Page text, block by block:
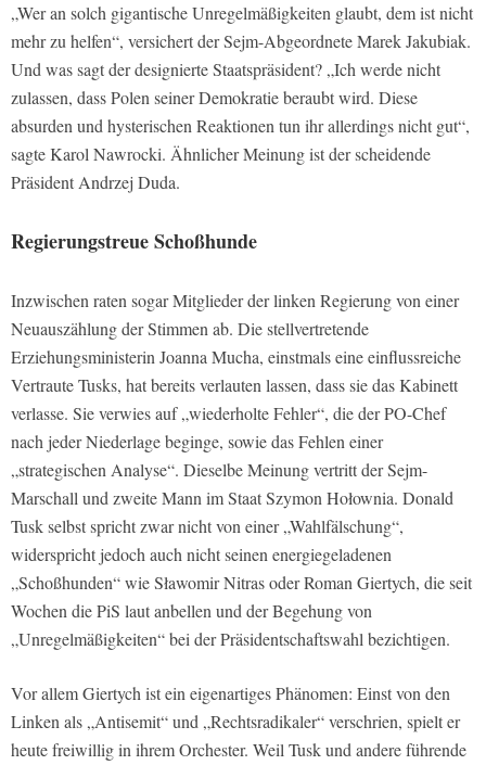
„Wer an solch gigantische Unregelmäßigkeiten glaubt, dem ist nicht
mehr zu helfen“, versichert der Sejm-Abgeordnete Marek Jakubiak.
Und was sagt der designierte Staatspräsident? „Ich werde nicht
zulassen, dass Polen seiner Demokratie beraubt wird. Diese
absurden und hysterischen Reaktionen tun ihr allerdings nicht gut“,
sagte Karol Nawrocki. Ähnlicher Meinung ist der scheidende
Präsident Andrzej Duda.
Regierungstreue Schoßhunde
Inzwischen raten sogar Mitglieder der linken Regierung von einer
Neuauszählung der Stimmen ab. Die stellvertretende
Erziehungsministerin Joanna Mucha, einstmals eine einflussreiche
Vertraute Tusks, hat bereits verlauten lassen, dass sie das Kabinett
verlasse. Sie verwies auf „wiederholte Fehler“, die der PO-Chef
nach jeder Niederlage beginge, sowie das Fehlen einer
„strategischen Analyse“. Dieselbe Meinung vertritt der Sejm-
Marschall und zweite Mann im Staat Szymon Hołownia. Donald
Tusk selbst spricht zwar nicht von einer „Wahlfälschung“,
widerspricht jedoch auch nicht seinen energiegeladenen
„Schoßhunden“ wie Sławomir Nitras oder Roman Giertych, die seit
Wochen die PiS laut anbellen und der Begehung von
„Unregelmäßigkeiten“ bei der Präsidentschaftswahl bezichtigen.
Vor allem Giertych ist ein eigenartiges Phänomen: Einst von den
Linken als „Antisemit“ und „Rechtsradikaler“ verschrien, spielt er
heute freiwillig in ihrem Orchester. Weil Tusk und andere führende